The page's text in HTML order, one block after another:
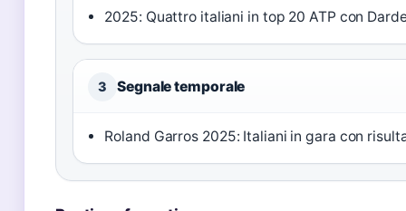
2025: Quattro italiani in top 20 ATP con
3 Segnale temporale
Roland Garros 2025: Italiani in gara con